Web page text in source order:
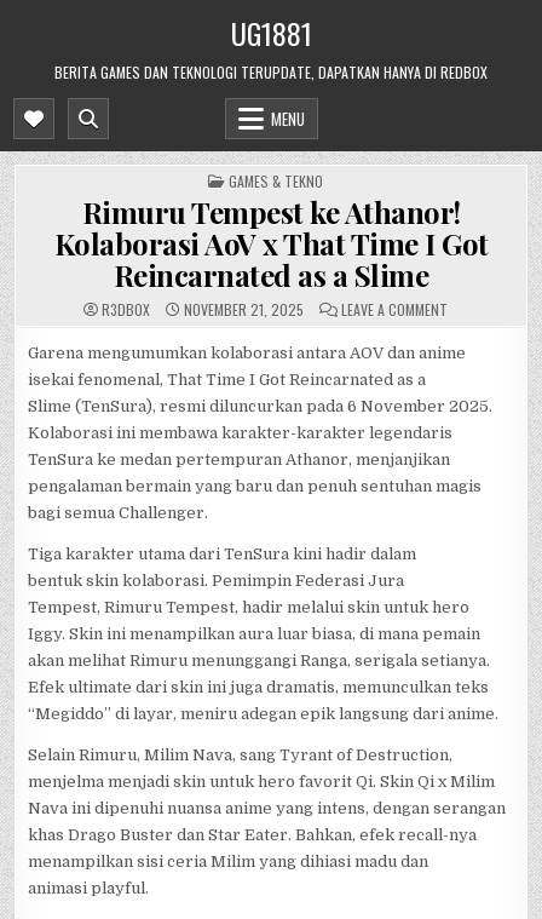
UG1881
BERITA GAMES DAN TEKNOLOGI TERUPDATE, DAPATKAN HANYA DI REDBOX
MENU
POSTED
IN
GAMES & TEKNO
Rimuru Tempest ke Athanor!
Kolaborasi AoV x That Time I Got
Reincarnated as a Slime
R3DB0X NOVEMBER 21, 2025 LEAVE A COMMENTON
KE
X
TIME
I
GOT
REINCARNATED
AS
Garena mengumumkan kolaborasi antara AOV dan anime
isekai fenomenal, That Time I Got Reincarnated as a
Slime (TenSura), resmi diluncurkan pada 6 November 2025.
Kolaborasi ini membawa karakter-karakter legendaris
TenSura ke medan pertempuran Athanor, menjanjikan
pengalaman bermain yang baru dan penuh sentuhan magis
bagi semua Challenger.
Tiga karakter utama dari TenSura kini hadir dalam
bentuk skin kolaborasi. Pemimpin Federasi Jura
Tempest, Rimuru Tempest, hadir melalui skin untuk hero
Iggy. Skin ini menampilkan aura luar biasa, di mana pemain
akan melihat Rimuru menunggangi Ranga, serigala setianya.
Efek ultimate dari skin ini juga dramatis, memunculkan teks
“Megiddo” di layar, meniru adegan epik langsung dari anime.
Selain Rimuru, Milim Nava, sang Tyrant of Destruction,
menjelma menjadi skin untuk hero favorit Qi. Skin Qi x Milim
Nava ini dipenuhi nuansa anime yang intens, dengan serangan
khas Drago Buster dan Star Eater. Bahkan, efek recall-nya
menampilkan sisi ceria Milim yang dihiasi madu dan
animasi playful.